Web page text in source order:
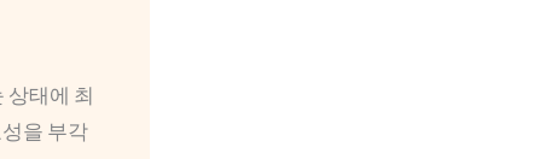
상태에 최
을 부각